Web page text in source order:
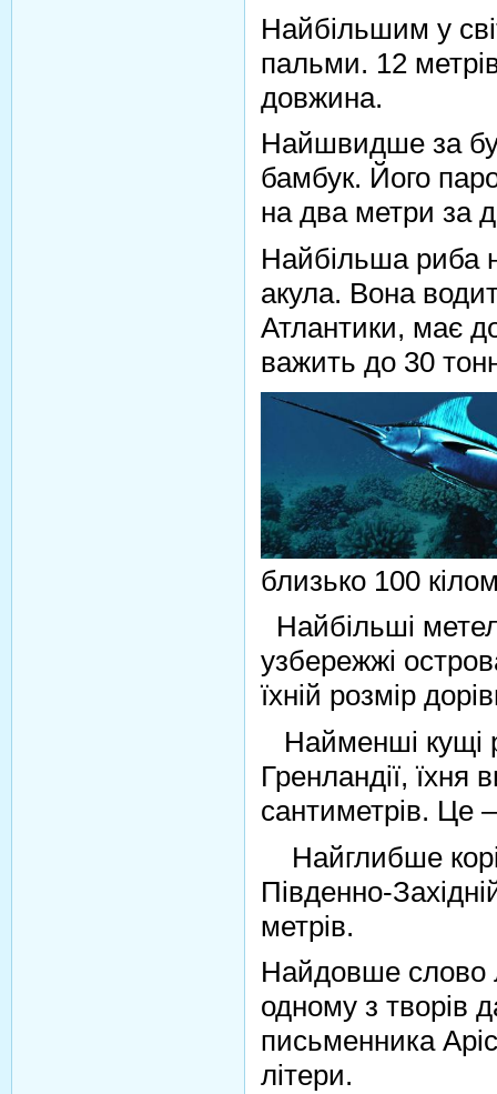
Найбільшим у
пальми. 12
довжина.
Найшвидше за
бамбук. Його
на два метри за
Найбільша риба
акула. Вона
Атлантики, має
важить до 30
близько 100
Найбільші
узбережжі
їхній розмір
Найменші кущі
Гренландії,
сантиметрів. Це
Найглибше
Південно-
метрів.
Найдовше слово
одному з творів
письменника
літери.